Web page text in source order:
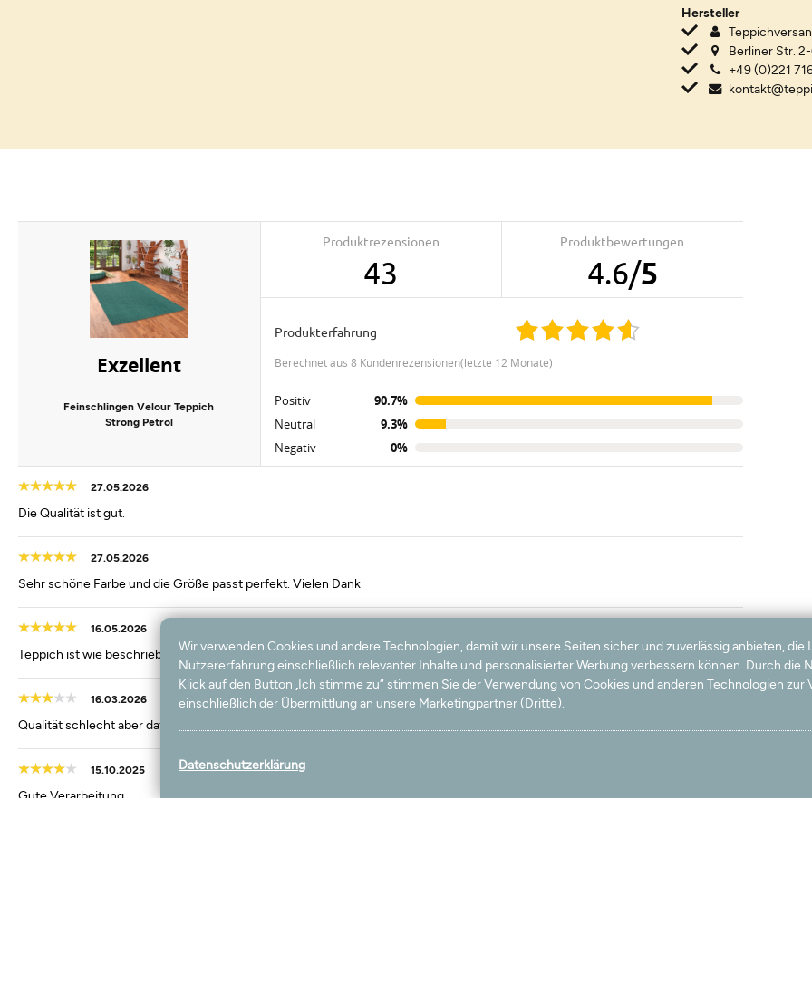
Hersteller
Berliner Str.
+49 (0)221
Exzellent
Feinschlingen Velour Teppich
Strong Petrol
Produktrezensionen
43
Produktbewertungen
4.6/5
Produkterfahrung
berechnet aus 8 Kundenrezensionen(letzte 12 Monate)
Positiv
90.7%
Neutral
9.3%
Negativ
0%
27.05.2026
Die Qualität ist gut.
27.05.2026
Sehr schöne Farbe und die Größe passt perfekt. Vielen Dank
16.05.2026
Teppich ist wie beschrieben und hat eine sehr gute Qualität
16.03.2026
Qualität schlecht aber dafür billig. Es ist traurig, dass so etwas in Deutschland hergestellt wird.
15.10.2025
Gute Verarbeitung
Wir verwenden Cookies und andere Technologien, damit wir unsere Seiten sicher und zuverlässig anbieten, die
Nutzererfahrung einschließlich relevanter Inhalte und personalisierter Werbung verbessern können. Durch die
Klick auf den Button „Ich stimme zu“ stimmen Sie der Verwendung von Cookies und anderen Technologien zur
einschließlich der Übermittlung an unsere Marketingpartner (Dritte).
Datenschutzerklärung